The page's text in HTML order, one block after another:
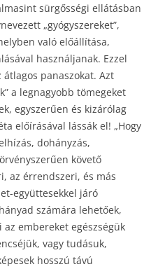
sürgősségi ellátásban
„gyógyszereket”,
való előállítása,
használjanak. Ezzel
átlagos panaszokat. Azt
a legnagyobb tömegeket
egyszerűen és kizárólag
előírásával lássák el! „Hogy
dohányzás,
követő
az érrendszeri, és más
együttesekkel járó
számára lehetőek,
embereket egészségük
vagy tudásuk,
hosszú távú